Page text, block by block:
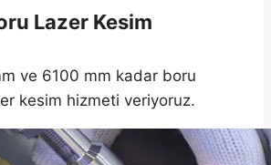
Lazer Kesim
ve 6100 mm kadar boru
kesim hizmeti veriyoruz.